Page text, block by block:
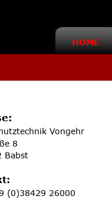
HOME
Vongehr
8
Babst
(0)38429 26000